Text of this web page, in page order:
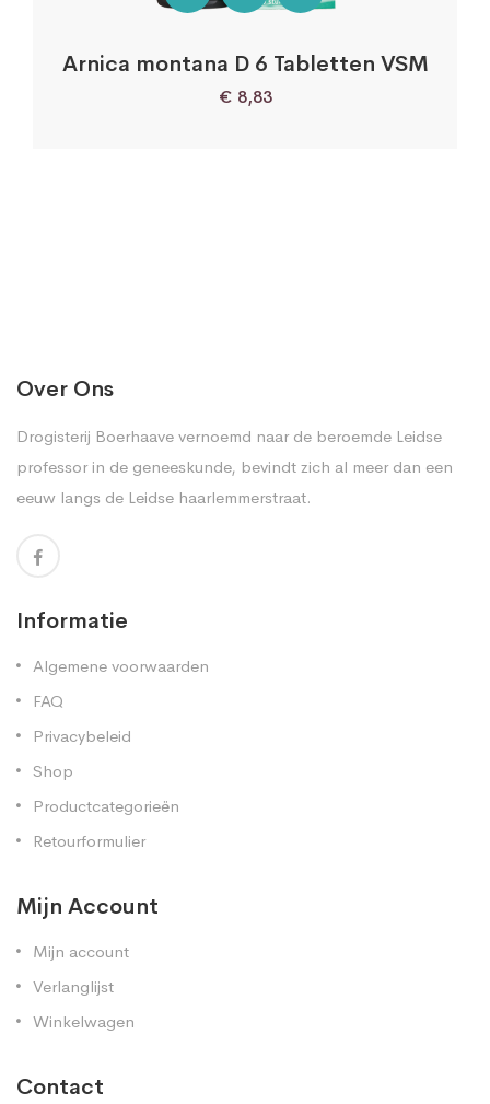
Arnica montana D 6 Tabletten VSM
€ 8,83
Over Ons
Drogisterij Boerhaave vernoemd naar de beroemde Leidse
professor in de geneeskunde, bevindt zich al meer dan een
eeuw langs de Leidse haarlemmerstraat.
Informatie
Algemene voorwaarden
FAQ
Privacybeleid
Shop
Productcategorieën
Retourformulier
Mijn Account
Mijn account
Verlanglijst
Winkelwagen
Contact